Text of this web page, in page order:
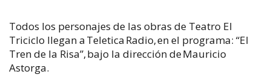
Todos los personajes de las obras de Teatro El
Triciclo llegan a Teletica Radio, en el programa: “El
Tren de la Risa”, bajo la dirección de Mauricio
Astorga.